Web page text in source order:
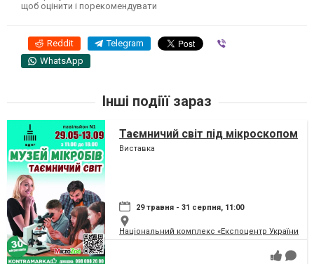
щоб оцінити і порекомендувати
Reddit Telegram
WhatsApp
Інші подіїї зараз
Таємничий світ під мікроскопом
Виставка
29 травня - 31 серпня, 11:00
Національний комплекс «Експоцентр України»